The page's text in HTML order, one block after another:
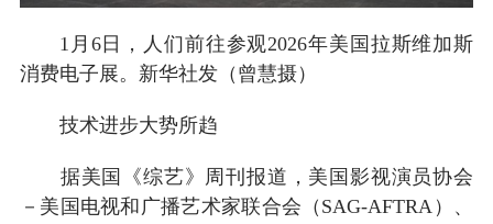
1月6日，人们前往参观2026年美国拉斯维加斯
消费电子展。新华社发（曾慧摄）
技术进步大势所趋
据美国《综艺》周刊报道，美国影视演员协会
－美国电视和广播艺术家联合会（SAG-AFTRA）、